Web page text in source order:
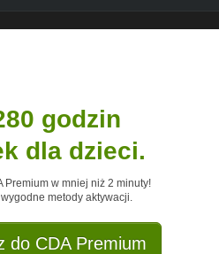
godzin
dla dzieci.
Premium w mniej niż 2 minuty!
metody aktywacji.
do CDA Premium